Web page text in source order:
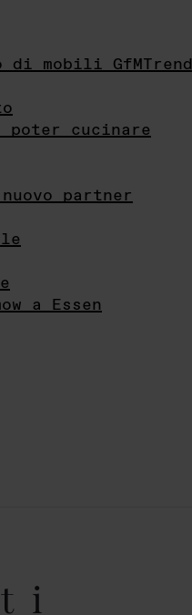
mobili GfMTrend
poter cucinare
partner
a Essen